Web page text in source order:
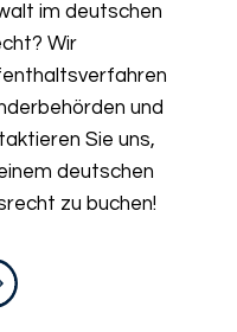
im deutschen
Wir
und
Sie uns,
deutschen
zu buchen!